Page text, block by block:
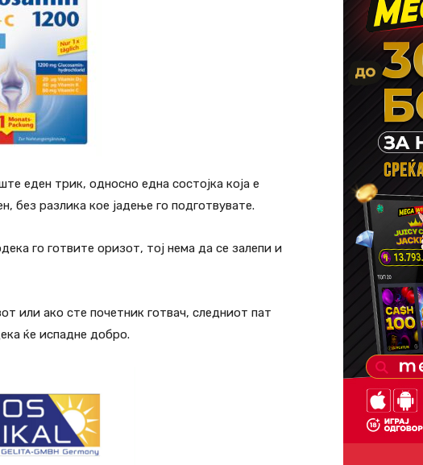
еден трик, односно една состојка која е
без разлика кое јадење го подготвувате.
го готвите оризот, тој нема да се залепи и
или ако сте почетник готвач, следниот пат
ќе испадне добро.